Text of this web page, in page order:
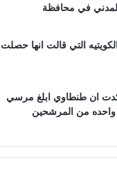
في محافظة
التي قالت انها
ان طنطاوي ابلغ مرسي
من المرشحين